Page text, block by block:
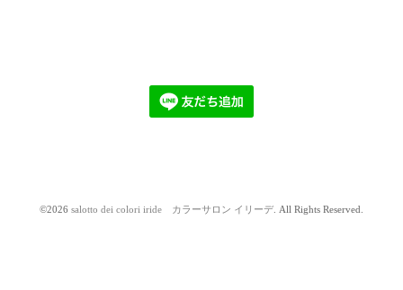
©2026 salotto dei colori iride カラーサロン イリーデ. All Rights Reserved.